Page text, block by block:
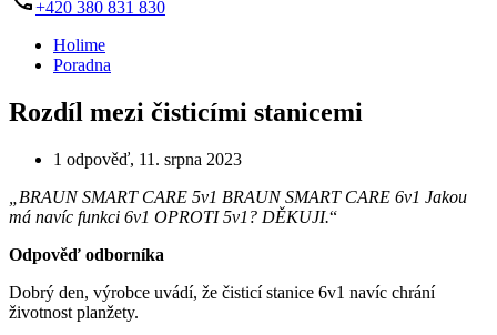
+420 380 831 830
Holime
Poradna
Rozdíl mezi čisticími stanicemi
1 odpověď, 11. srpna 2023
„BRAUN SMART CARE 5v1 BRAUN SMART CARE 6v1 Jakou
má navíc funkci 6v1 OPROTI 5v1? DĚKUJI.“
Odpověď odborníka
Dobrý den, výrobce uvádí, že čisticí stanice 6v1 navíc chrání
životnost planžety.